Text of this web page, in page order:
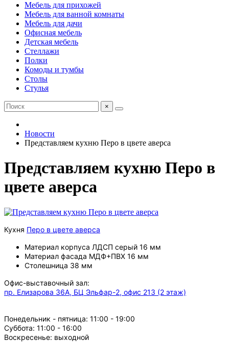
Мебель для прихожей
Мебель для ванной комнаты
Мебель для дачи
Офисная мебель
Детская мебель
Стеллажи
Полки
Комоды и тумбы
Столы
Стулья
×
Новости
Представляем кухню Перо в цвете аверса
Представляем кухню Перо в
цвете аверса
Кухня Перо в цвете аверса
Материал корпуса ЛДСП серый 16 мм
Материал фасада МДФ+ПВХ 16 мм
Столешница 38 мм
Офис-выставочный зал:
пр. Елизарова 36А, БЦ Эльфар-2, офис 213 (2 этаж)
Понедельник - пятница: 11:00 - 19:00
Суббота: 11:00 - 16:00
Воскресенье: выходной